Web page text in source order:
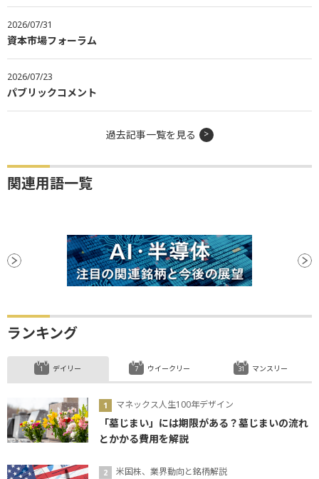
2026/07/31
資本市場フォーラム
2026/07/23
パブリックコメント
過去記事一覧を見る
関連用語一覧
ランキング
デイリー
マネックス人生100年デザイン
「墓じまい」には期限がある？墓じまいの流れ
とかかる費用を解説
米国株、業界動向と銘柄解説
ウイークリー マンスリー